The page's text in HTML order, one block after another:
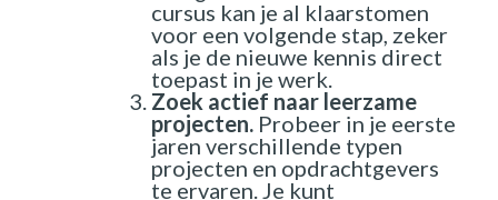
cursus kan je al klaarstomen
voor een volgende stap, zeker
als je de nieuwe kennis direct
toepast in je werk.
Zoek actief naar leerzame
projecten.Probeer in je eerste
jaren verschillende typen
projecten en opdrachtgevers
te ervaren. Je kunt